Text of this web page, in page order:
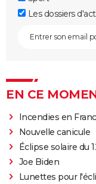
Les dossiers
EN CE
Incendies en
Nouvelle canicule
Éclipse solaire du
Joe Biden
Lunettes pour